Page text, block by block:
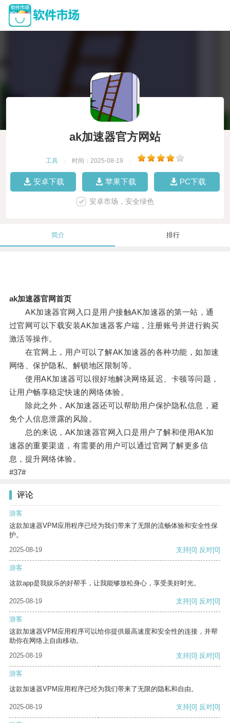
ak加速器官方网站
工具 时间：2025-08-19
安卓下载 苹果下载 PC下载
安卓市场，安全绿色
简介 排行
ak加速器官网首页
AK加速器官网入口是用户接触AK加速器的第一站，通
过官网可以下载安装AK加速器客户端，注册账号并进行购买
激活等操作。
在官网上，用户可以了解AK加速器的各种功能，如加速
网络、保护隐私、解锁地区限制等。
使用AK加速器可以很好地解决网络延迟、卡顿等问题，
让用户畅享稳定快速的网络体验。
除此之外，AK加速器还可以帮助用户保护隐私信息，避
免个人信息泄露的风险。
总的来说，AK加速器官网入口是用户了解和使用AK加
速器的重要渠道，有需要的用户可以通过官网了解更多信
息，提升网络体验。
#37#
评论
游客
这款加速器VPM应用程序已经为我们带来了无限的流畅体验和安全性保
护。
2025-08-19
支持[0] 反对[0]
游客
这款app是我娱乐的好帮手，让我能够放松身心，享受美好时光。
2025-08-19 支持[0] 反对[0]
游客
这款加速器VPM应用程序可以给你提供最高速度和安全性的连接，并帮
助你在网络上自由移动。
2025-08-19
支持[0] 反对[0]
游客
这款加速器VPM应用程序已经为我们带来了无限的隐私和自由。
2025-08-19 支持[0] 反对[0]